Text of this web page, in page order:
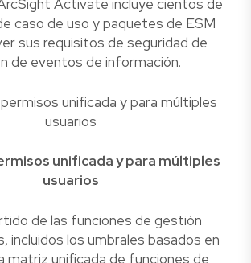
Activate incluye cientos de
caso de uso y paquetes de ESM
sus requisitos de seguridad de
de eventos de información.
unificada y para múltiples
usuarios
de las funciones de gestión
incluidos los umbrales basados en
matriz unificada de funciones de